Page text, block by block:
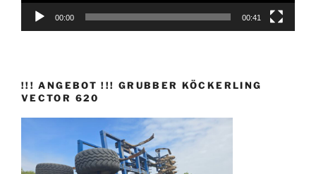
00:00 00:41
!!! ANGEBOT !!! GRUBBER KÖCKERLING
VECTOR 620